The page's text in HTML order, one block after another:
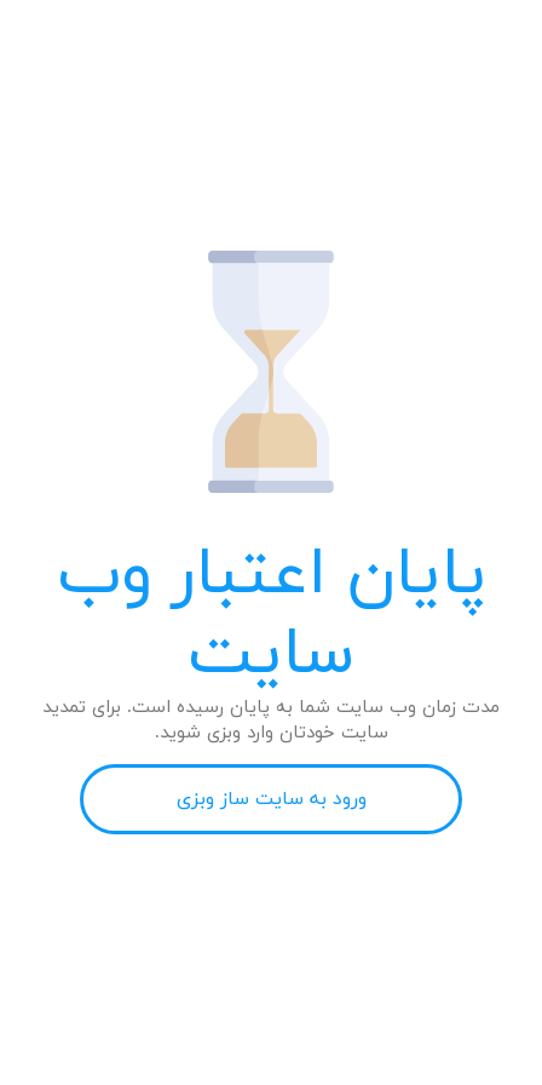
پایان اعتبار وب
سایت
مدت زمان وب سایت شما به پایان رسیده است. برای تمدید
سایت خودتان وارد وبزی شوید.
ورود به سایت ساز وبزی